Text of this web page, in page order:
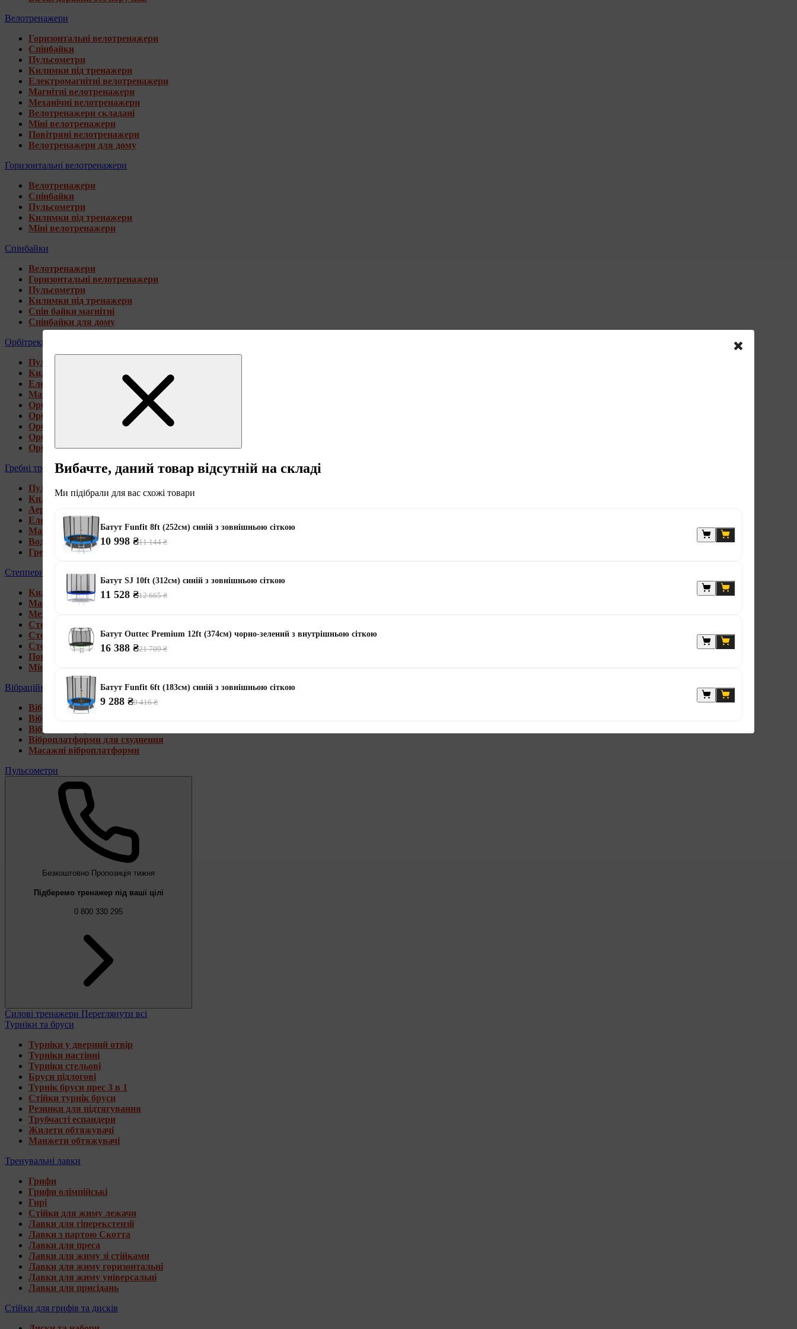
Велотренажери
Горизонтальні велотренажери
Спінбайки
Пульсометри
Килимки під тренажери
Електромагнітні велотренажери
Магнітні велотренажери
Механічні велотренажери
Велотренажери складані
Міні велотренажери
Повітряні велотренажери
Велотренажери для дому
Горизонтальні велотренажери
Велотренажери
Спінбайки
Пульсометри
Килимки під тренажери
Міні велотренажери
Спінбайки
Велотренажери
Горизонтальні велотренажери
Пульсометри
Килимки під тренажери
Спін байки магнітні
Спінбайки для дому
Орбітреки
Пульсометри
Килимки під тренажери
Електромагнітні орбітреки
Магнітні орбітреки
Орбітреки передньоприводні
Орбітреки задньоприводні
Орбітреки для високих користувачів
Орбітреки генераторні
Орбітреки для дому
Гребні тренажери
Пульсометри
Килимки під тренажери
Аеромагнітні гребні тренажери
Електромагнітні гребні тренажери
Магнітні гребні тренажери
Водні гребні тренажери
Гребні тренажери для дому
Степпери
Килимки під тренажери
Магнітні степпери
Механічні степпери
Степпери зі стійкою
Степпери з еспандерами
Степпери з рукоятками
Поворотні степпери
Міні степпери
Вібраційні платформи
Віброплатформи для дому
Віброплатформи 4D
Віброплатформи 3D
Віброплатформи для схуднення
Масажні віброплатформи
Пульсометри
Безкоштовно Пропозиція тижня
Підберемо тренажер під ваші цілі
0 800 330 295
Силові тренажери Переглянути всі
Турніки та бруси
Турніки у дверний отвір
Турніки настінні
Турніки стельові
Бруси підлогові
Турнік бруси прес 3 в 1
Стійки турнік бруси
Резинки для підтягування
Трубчасті еспандери
Жилети обтяжувачі
Манжети обтяжувачі
Тренувальні лавки
Грифи
Грифи олімпійські
Гирі
Стійки для жиму лежачи
Лавки для гіперекстензії
Лавки з партою Скотта
Лавки для преса
Лавки для жиму зі стійками
Лавки для жиму горизонтальні
Лавки для жиму універсальні
Лавки для присідань
Стійки для грифів та дисків
Вибачте, даний товар відсутній на складі
Ми підібрали для вас схожі товари
Батут Funfit 8ft (252см) синій з зовнішньою сіткою
10 998 ₴11 144 ₴
Батут SJ 10ft (312см) синій з зовнішньою сіткою
11 528 ₴12 665 ₴
Батут Outtec Premium 12ft (374см) чорно-зелений з внутрішньою сіткою
16 388 ₴21 709 ₴
Батут Funfit 6ft (183см) синій з зовнішньою сіткою
9 288 ₴9 416 ₴